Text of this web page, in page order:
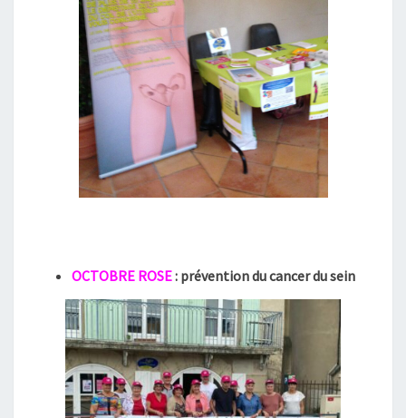
OCTOBRE ROSE: prévention ducancer du sein